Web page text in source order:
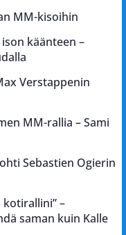
MM-kisoihin
käänteen –
Verstappenin
MM-rallia – Sami
Sebastien Ogierin
–
saman kuin Kalle